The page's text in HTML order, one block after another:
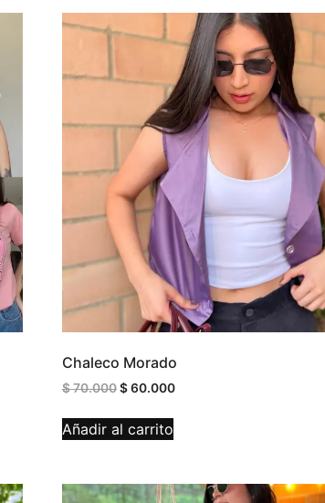
Chaleco Morado
$70.000$60.000
Añadir al carrito